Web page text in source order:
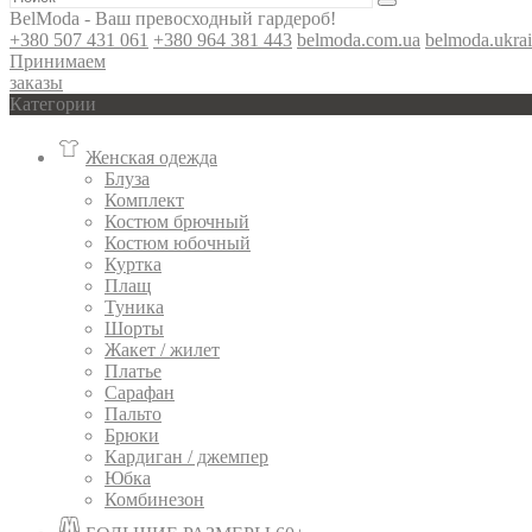
BelModa - Ваш превосходный гардероб!
+380 507 431 061 +380 964 381 443 belmoda.com.ua
Принимаем
заказы
Категории
Женская одежда
Блуза
Комплект
Костюм брючный
Костюм юбочный
Куртка
Плащ
Туника
Шорты
Жакет / жилет
Платье
Сарафан
Пальто
Брюки
Кардиган / джемпер
Юбка
Комбинезон